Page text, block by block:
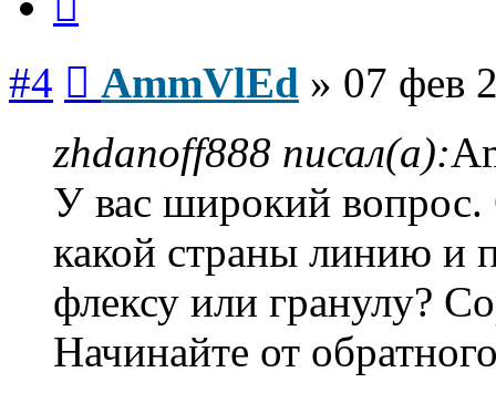
#4 AmmVlEd » 07 фев
zhdanoff888 писал(а):
У вас широкий вопрос.
какой страны линию и
флексу или гранулу?
Начинайте от